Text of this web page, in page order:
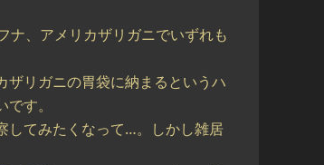
ナ、アメリカザリガニでいずれも
リガニの胃袋に納まるというハ
す。
してみたくなって…。しかし雑居